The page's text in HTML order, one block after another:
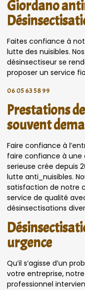
Giordano
Faites confiance à
lutte des nuisibles.
désinsectiseur se
proposer un service
06 05 63 58 99
Prestations
souvent
Faire confiance à
faire confiance à une
serieuse crée depuis
lutte anti_nuisibles.
satisfaction de notre
service de qualité
désinsectisations
urgence
Qu’il s’agisse d’un
votre entreprise,
professionnel